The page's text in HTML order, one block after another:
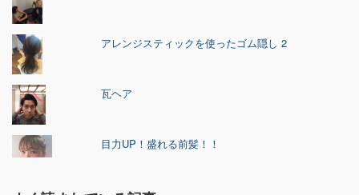
アレンジスティックを使ったゴム隠し 2
瓦ヘア
目力UP！盛れる前髪！！